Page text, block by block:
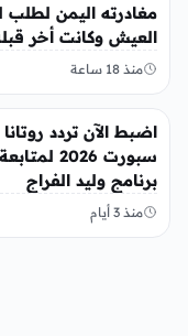
مغادرته اليمن لطلب
العيش وكانت أخر
يقدمها لإبنته
منذ 18 ساعة
اضبط الآن تردد روتانا
سبورت 2026 لمتابعة
برنامج وليد الفراج
منذ 3 أيام